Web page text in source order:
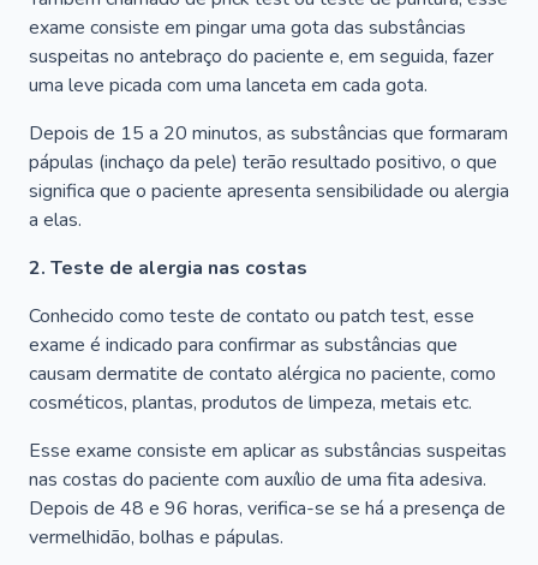
exame consiste em pingar uma gota das substâncias
suspeitas no antebraço do paciente e, em seguida, fazer
uma leve picada com uma lanceta em cada gota.
Depois de 15 a 20 minutos, as substâncias que formaram
pápulas (inchaço da pele) terão resultado positivo, o que
significa que o paciente apresenta sensibilidade ou alergia
a elas.
2. Teste de alergia nas costas
Conhecido como teste de contato ou patch test, esse
exame é indicado para confirmar as substâncias que
causam dermatite de contato alérgica no paciente, como
cosméticos, plantas, produtos de limpeza, metais etc.
Esse exame consiste em aplicar as substâncias suspeitas
nas costas do paciente com auxílio de uma fita adesiva.
Depois de 48 e 96 horas, verifica-se se há a presença de
vermelhidão, bolhas e pápulas.